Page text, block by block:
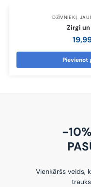
DZĪVNIEKI,
Zirgi
Pievienot
-
Vienkāršs veids,